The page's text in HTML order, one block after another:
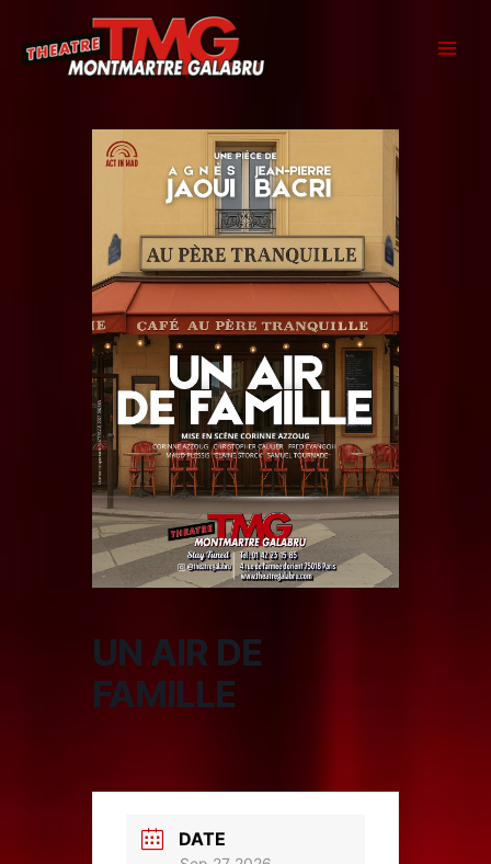
contenu
UN AIR DE
FAMILLE
DATE